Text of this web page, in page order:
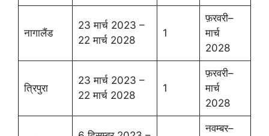
नागालैंड
23 मार्च 2023 –
22 मार्च 2028
1
फ़रवरी–
मार्च
2028
त्रिपुरा
23 मार्च 2023 –
22 मार्च 2028
1
फ़रवरी–
मार्च
2028
नवम्बर–